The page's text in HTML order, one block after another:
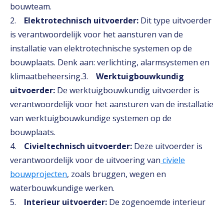
bouwteam.
2. Elektrotechnisch uitvoerder: Dit type uitvoerder
is verantwoordelijk voor het aansturen van de
installatie van elektrotechnische systemen op de
bouwplaats. Denk aan: verlichting, alarmsystemen en
klimaatbeheersing.3. Werktuigbouwkundig
uitvoerder: De werktuigbouwkundig uitvoerder is
verantwoordelijk voor het aansturen van de installatie
van werktuigbouwkundige systemen op de
bouwplaats.
4. Civieltechnisch uitvoerder: Deze uitvoerder is
verantwoordelijk voor de uitvoering van civiele
bouwprojecten, zoals bruggen, wegen en
waterbouwkundige werken.
5. Interieur uitvoerder: De zogenoemde interieur